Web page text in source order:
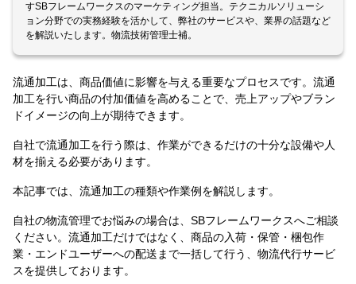
すSBフレームワークスのマーケティング担当。テクニカルソリューシ
ョン分野での実務経験を活かして、弊社のサービスや、業界の話題など
を解説いたします。物流技術管理士補。
流通加工は、商品価値に影響を与える重要なプロセスです。流通
加工を行い商品の付加価値を高めることで、売上アップやブラン
ドイメージの向上が期待できます。
自社で流通加工を行う際は、作業ができるだけの十分な設備や人
材を揃える必要があります。
本記事では、流通加工の種類や作業例を解説します。
自社の物流管理でお悩みの場合は、SBフレームワークスへご相談
ください。流通加工だけではなく、商品の入荷・保管・梱包作
業・エンドユーザーへの配送まで一括して行う、物流代行サービ
スを提供しております。